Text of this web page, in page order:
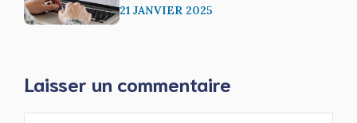
21 JANVIER 2025
Laisser un commentaire